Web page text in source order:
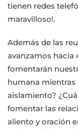
tienen redes
maravilloso!.
Además de las
avanzamos hacia
fomentarán
humana mientras
aislamiento?
fomentar las
aliento y oración